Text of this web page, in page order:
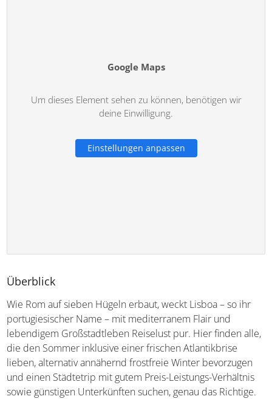
Google Maps
Um dieses Element sehen zu können, benötigen wir
deine Einwilligung.
Einstellungen anpassen
Überblick
Wie Rom auf sieben Hügeln erbaut, weckt Lisboa – so ihr
portugiesischer Name – mit mediterranem Flair und
lebendigem Großstadtleben Reiselust pur. Hier finden alle,
die den Sommer inklusive einer frischen Atlantikbrise
lieben, alternativ annähernd frostfreie Winter bevorzugen
und einen Städtetrip mit gutem Preis-Leistungs-Verhältnis
sowie günstigen Unterkünften suchen, genau das Richtige.